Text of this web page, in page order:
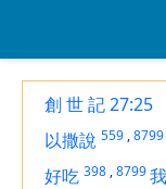
創 世 記 27:25
以撒說 559 ,8799
好吃 398 ,8799